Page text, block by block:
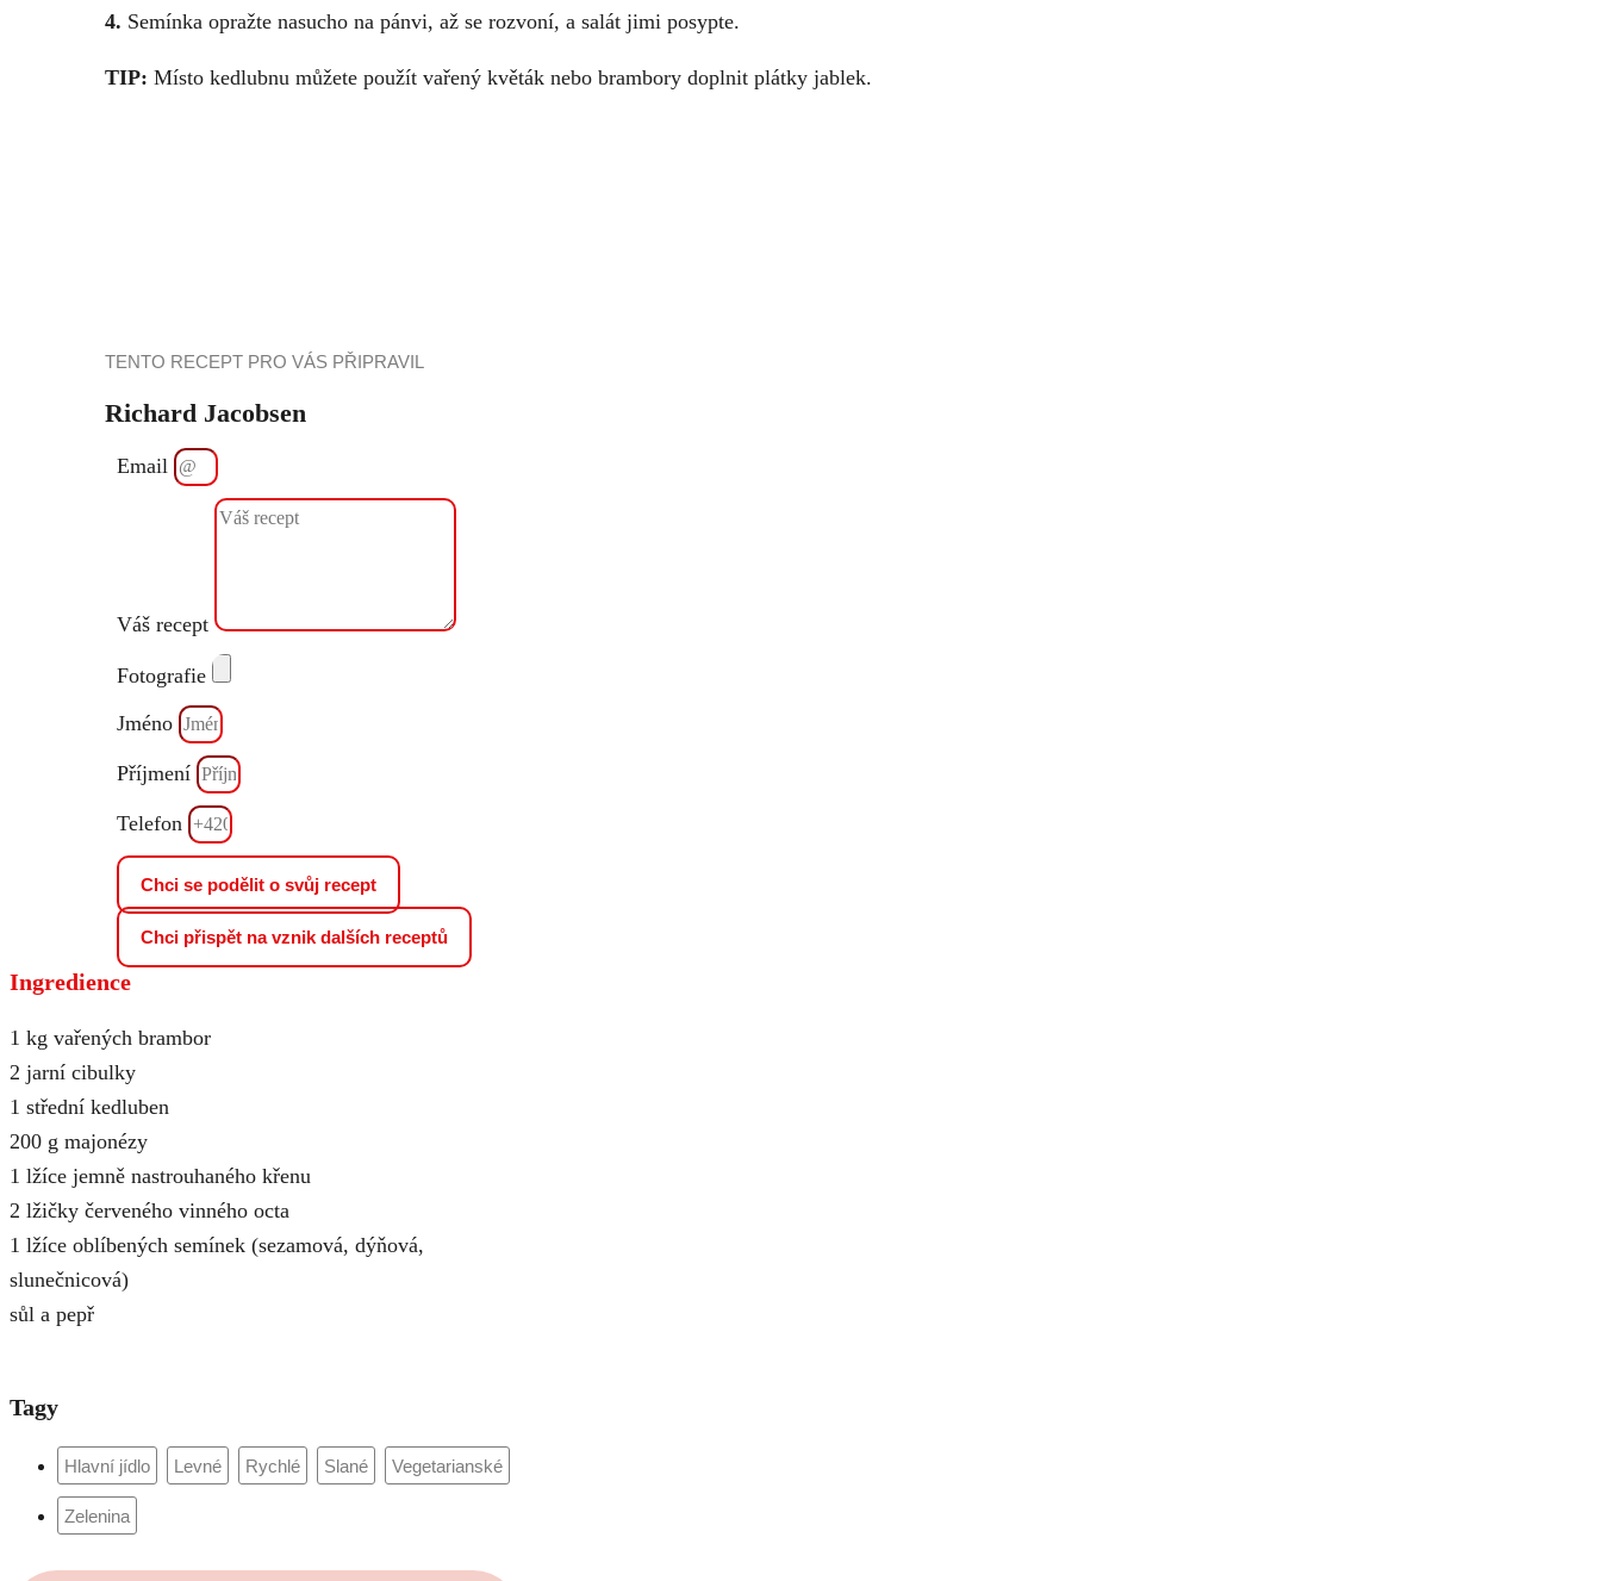
4. Semínka opražte nasucho na pánvi, až se rozvoní, a salát jimi posypte.
TIP: Místo kedlubnu můžete použít vařený květák nebo brambory doplnit plátky jablek.
TENTO RECEPT PRO VÁS PŘIPRAVIL
Richard Jacobsen
Email
Váš recept
Fotografie
Jméno
Příjmení
Telefon
Chci se podělit o svůj recept
Chci přispět na vznik dalších receptů
Ingredience
1 kg vařených brambor
2 jarní cibulky
1 střední kedluben
200 g majonézy
1 lžíce jemně nastrouhaného křenu
2 lžičky červeného vinného octa
1 lžíce oblíbených semínek (sezamová, dýňová,
slunečnicová)
sůl a pepř
Tagy